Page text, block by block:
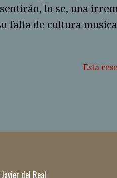
lo se, una
falta de cultura
Esta
del Real